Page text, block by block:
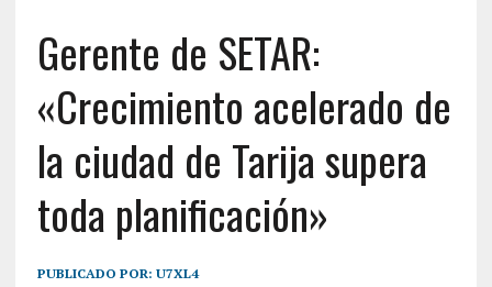
Gerente de SETAR:
«Crecimiento acelerado de
la ciudad de Tarija supera
toda planificación»
PUBLICADO POR: U7XL4